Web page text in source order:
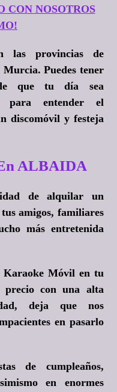
CON NOSOTROS
las provincias de
Puedes tener
de que tu día sea
para entender el
discomóvil y festeja
ALBAIDA
de alquilar un
amigos, familiares
más entretenida
Karaoke Móvil en tu
precio con una alta
deja que nos
en pasarlo
de cumpleaños,
en enormes